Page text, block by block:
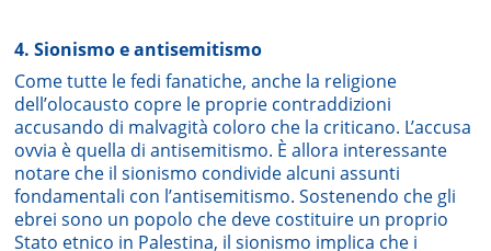
4. Sionismo e antisemitismo
Come tutte le fedi fanatiche, anche la religione
dell’olocausto copre le proprie contraddizioni
accusando di malvagità coloro che la criticano. L’accusa
ovvia è quella di antisemitismo. È allora interessante
notare che il sionismo condivide alcuni assunti
fondamentali con l’antisemitismo. Sostenendo che gli
ebrei sono un popolo che deve costituire un proprio
Stato etnico in Palestina, il sionismo implica che i